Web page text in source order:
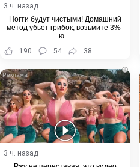
3 ч. назад
Ногти будут чистыми! Домашний
метод убьет грибок, возьмите 3%-
ю…
190
54 38
i
3 ч. назад